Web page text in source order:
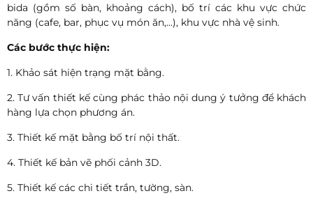
bida (gồm số bàn, khoảng cách), bố trí các khu vực chức
năng (cafe, bar, phục vụ món ăn,...), khu vực nhà vệ sinh.
Các bước thực hiện:
1. Khảo sát hiện trạng mặt bằng.
2. Tư vấn thiết kế cùng phác thảo nội dung ý tưởng để khách
hàng lựa chọn phương án.
3. Thiết kế mặt bằng bố trí nội thất.
4. Thiết kế bản vẽ phối cảnh 3D.
5. Thiết kế các chi tiết trần, tường, sàn.